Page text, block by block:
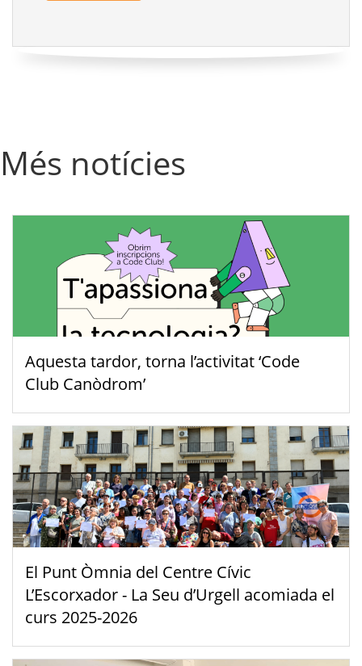
Més notícies
Aquesta tardor, torna l’activitat ‘Code
Club Canòdrom’
El Punt Òmnia del Centre Cívic
L’Escorxador - La Seu d’Urgell acomiada el
curs 2025-2026